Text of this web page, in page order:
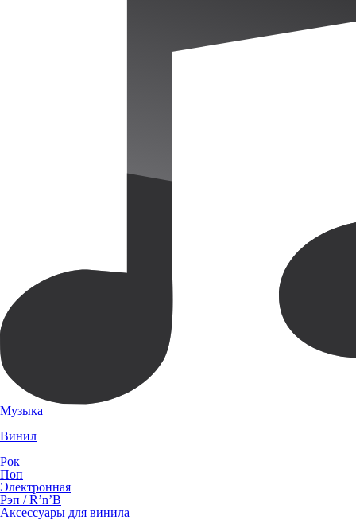
Музыка
Винил
Рок
Поп
Электронная
Рэп / R’n’B
Аксессуары для винила